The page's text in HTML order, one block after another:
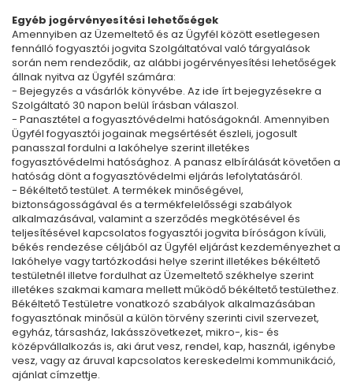
Egyéb jogérvényesítési lehetőségek
Amennyiben az Üzemeltető és az Ügyfél között esetlegesen
fennálló fogyasztói jogvita Szolgáltatóval való tárgyalások
során nem rendeződik, az alábbi jogérvényesítési lehetőségek
állnak nyitva az Ügyfél számára:
- Bejegyzés a vásárlók könyvébe. Az ide írt bejegyzésekre a
Szolgáltató 30 napon belül írásban válaszol.
- Panasztétel a fogyasztóvédelmi hatóságoknál. Amennyiben
Ügyfél fogyasztói jogainak megsértését észleli, jogosult
panasszal fordulni a lakóhelye szerint illetékes
fogyasztóvédelmi hatósághoz. A panasz elbírálását követően a
hatóság dönt a fogyasztóvédelmi eljárás lefolytatásáról.
- Békéltető testület. A termékek minőségével,
biztonságosságával és a termékfelelősségi szabályok
alkalmazásával, valamint a szerződés megkötésével és
teljesítésével kapcsolatos fogyasztói jogvita bíróságon kívüli,
békés rendezése céljából az Ügyfél eljárást kezdeményezhet a
lakóhelye vagy tartózkodási helye szerint illetékes békéltető
testületnél illetve fordulhat az Üzemeltető székhelye szerint
illetékes szakmai kamara mellett működő békéltető testülethez.
Békéltető Testületre vonatkozó szabályok alkalmazásában
fogyasztónak minősül a külön törvény szerinti civil szervezet,
egyház, társasház, lakásszövetkezet, mikro-, kis- és
középvállalkozás is, aki árut vesz, rendel, kap, használ, igénybe
vesz, vagy az áruval kapcsolatos kereskedelmi kommunikáció,
ajánlat címzettje.